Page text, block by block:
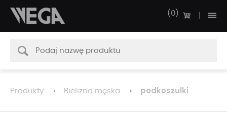
0
Produkty Bielizna męska podkoszulki